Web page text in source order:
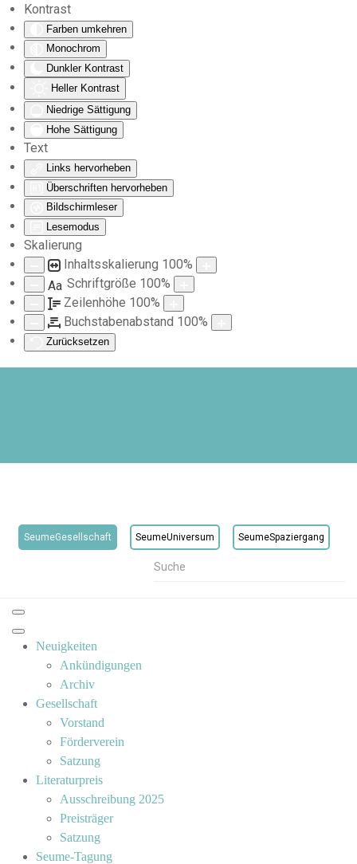
Kontrast
Farben umkehren
Monochrom
Dunkler Kontrast
Heller Kontrast
Niedrige Sättigung
Hohe Sättigung
Text
Links hervorheben
Überschriften hervorheben
Bildschirmleser
Lesemodus
Skalierung
Inhaltsskalierung 100%
Aa Schriftgröße 100%
Zeilenhöhe 100%
Buchstabenabstand 100%
Zurücksetzen
Zum Hauptinhalt springen
SeumeGesellschaft SeumeUniversum SeumeSpaziergang
Neuigkeiten
Ankündigungen
Archiv
Gesellschaft
Vorstand
Förderverein
Satzung
Literaturpreis
Ausschreibung 2025
Preisträger
Satzung
Seume-Tagung